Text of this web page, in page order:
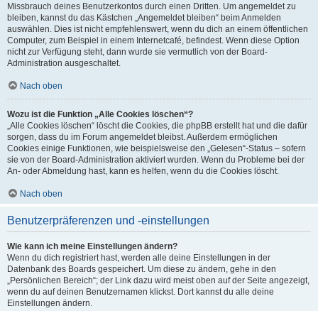
Missbrauch deines Benutzerkontos durch einen Dritten. Um angemeldet zu
bleiben, kannst du das Kästchen „Angemeldet bleiben“ beim Anmelden
auswählen. Dies ist nicht empfehlenswert, wenn du dich an einem öffentlichen
Computer, zum Beispiel in einem Internetcafé, befindest. Wenn diese Option
nicht zur Verfügung steht, dann wurde sie vermutlich von der Board-
Administration ausgeschaltet.
Nach oben
Wozu ist die Funktion „Alle Cookies löschen“?
„Alle Cookies löschen“ löscht die Cookies, die phpBB erstellt hat und die dafür
sorgen, dass du im Forum angemeldet bleibst. Außerdem ermöglichen
Cookies einige Funktionen, wie beispielsweise den „Gelesen“-Status – sofern
sie von der Board-Administration aktiviert wurden. Wenn du Probleme bei der
An- oder Abmeldung hast, kann es helfen, wenn du die Cookies löscht.
Nach oben
Benutzerpräferenzen und -einstellungen
Wie kann ich meine Einstellungen ändern?
Wenn du dich registriert hast, werden alle deine Einstellungen in der
Datenbank des Boards gespeichert. Um diese zu ändern, gehe in den
„Persönlichen Bereich“; der Link dazu wird meist oben auf der Seite angezeigt,
wenn du auf deinen Benutzernamen klickst. Dort kannst du alle deine
Einstellungen ändern.